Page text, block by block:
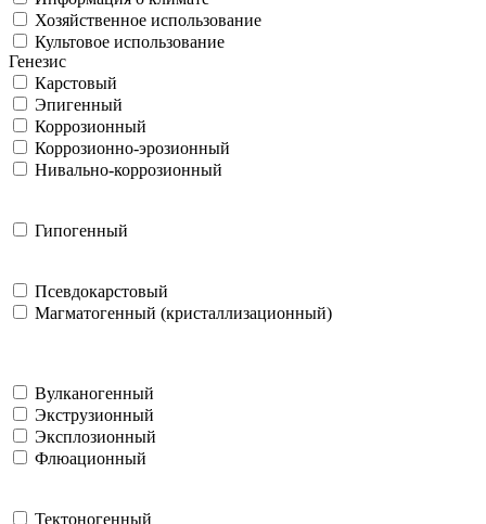
Хозяйственное использование
Культовое использование
Генезис
Карстовый
Эпигенный
Коррозионный
Коррозионно-эрозионный
Нивально-коррозионный
Гипогенный
Псевдокарстовый
Магматогенный (кристаллизационный)
Вулканогенный
Экструзионный
Эксплозионный
Флюационный
Тектоногенный